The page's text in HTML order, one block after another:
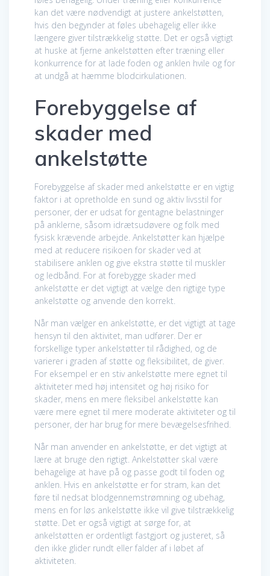
kan det være nødvendigt at justere ankelstøtten,
hvis den begynder at føles ubehagelig eller ikke
længere giver tilstrækkelig støtte. Det er også vigtigt
at huske at fjerne ankelstøtten efter træning eller
konkurrence for at lade foden og anklen hvile og for
at undgå at hæmme blodcirkulationen.
Forebyggelse af
skader med
ankelstøtte
Forebyggelse af skader med ankelstøtte er en vigtig
faktor i at opretholde en sund og aktiv livsstil for
personer, der er udsat for gentagne belastninger
på anklerne, såsom idrætsudøvere og folk med
fysisk krævende arbejde. Ankelstøtter kan hjælpe
med at reducere risikoen for skader ved at
stabilisere anklen og give ekstra støtte til muskler
og ledbånd. For at forebygge skader med
ankelstøtte er det vigtigt at vælge den rigtige type
ankelstøtte og anvende den korrekt.
Når man vælger en ankelstøtte, er det vigtigt at tage
hensyn til den aktivitet, man udfører. Der er
forskellige typer ankelstøtter til rådighed, og de
varierer i graden af støtte og fleksibilitet, de giver.
For eksempel er en stiv ankelstøtte mere egnet til
aktiviteter med høj intensitet og høj risiko for
skader, mens en mere fleksibel ankelstøtte kan
være mere egnet til mere moderate aktiviteter og til
personer, der har brug for mere bevægelsesfrihed.
Når man anvender en ankelstøtte, er det vigtigt at
lære at bruge den rigtigt. Ankelstøtter skal være
behagelige at have på og passe godt til foden og
anklen. Hvis en ankelstøtte er for stram, kan det
føre til nedsat blodgennemstrømning og ubehag,
mens en for løs ankelstøtte ikke vil give tilstrækkelig
støtte. Det er også vigtigt at sørge for, at
ankelstøtten er ordentligt fastgjort og justeret, så
den ikke glider rundt eller falder af i løbet af
aktiviteten.